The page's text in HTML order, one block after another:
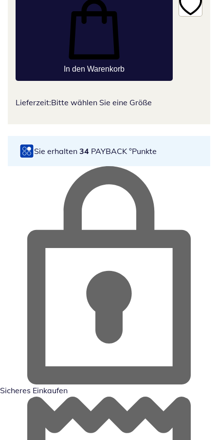
In den Warenkorb
Lieferzeit:Bitte wählen Sie eine Größe
Sie erhalten 34 PAYBACK °Punkte
Sicheres Einkaufen